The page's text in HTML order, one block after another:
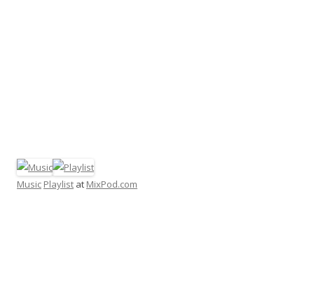
Music Playlist at MixPod.com